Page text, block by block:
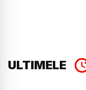
ULTIMELE